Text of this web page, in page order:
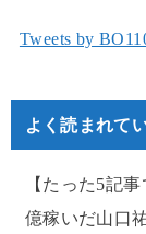
Tweets by
よく読まれて
【たった5記
億稼いだ山口